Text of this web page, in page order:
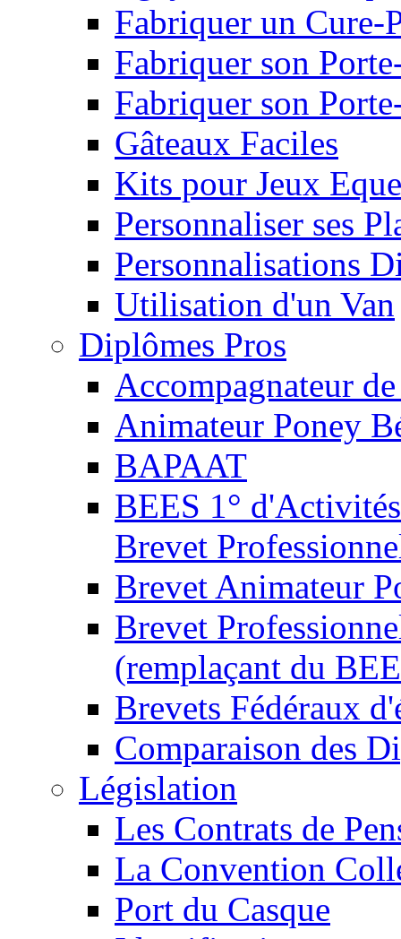
Fabriquer un Cure-
Fabriquer son
Fabriquer son
Gâteaux Faciles
Kits pour Jeux
Personnaliser ses
Personnalisations
Utilisation d'un Van
Diplômes Pros
Accompagnateur
Animateur Poney
BAPAAT
BEES 1°
Brevet
Brevet Animateur
Brevet
(remplaçant du
Brevets Fédéraux
Comparaison des
Législation
Les Contrats de
La Convention
Port du Casque